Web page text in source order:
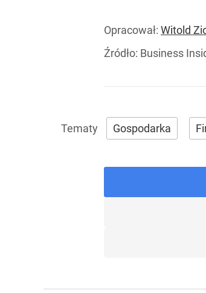
Opracował: Witold
Źródło: Business
Gospodarka